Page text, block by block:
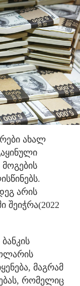
ახალ
არის
შეიჭრა(2022
მაგრამ
რომელიც